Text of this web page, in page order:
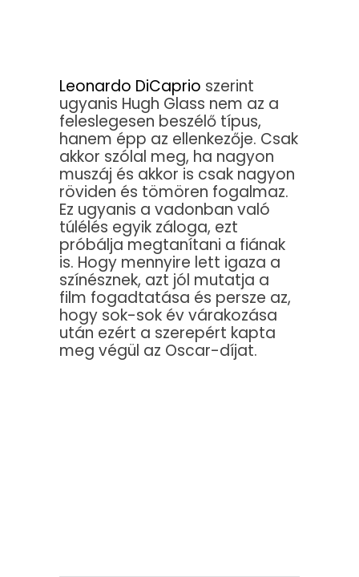
Leonardo DiCaprio szerint
ugyanis Hugh Glass nem az a
feleslegesen beszélő típus,
hanem épp az ellenkezője. Csak
akkor szólal meg, ha nagyon
muszáj és akkor is csak nagyon
röviden és tömören fogalmaz.
Ez ugyanis a vadonban való
túlélés egyik záloga, ezt
próbálja megtanítani a fiának
is. Hogy mennyire lett igaza a
színésznek, azt jól mutatja a
film fogadtatása és persze az,
hogy sok-sok év várakozása
után ezért a szerepért kapta
meg végül az Oscar-díjat.